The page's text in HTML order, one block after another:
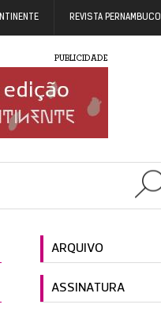
REVISTA PERNAMBUCO
PUBLICIDADE
ARQUIVO
ASSINATURA